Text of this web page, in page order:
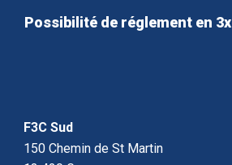
Possibilité de réglement en 3x
F3C Sud
150 Chemin de St Martin